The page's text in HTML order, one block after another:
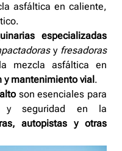
asfáltica en caliente,
especializadas
y fresadoras
mezcla asfáltica en
y mantenimiento vial .
son esenciales para
y seguridad en la
autopistas y otras